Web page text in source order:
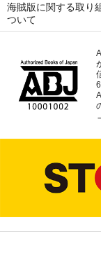
海賊版に関する取り
ついて